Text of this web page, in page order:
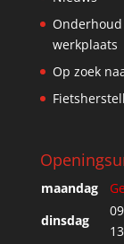
werkplaats
Op zoek
maandag
dinsdag